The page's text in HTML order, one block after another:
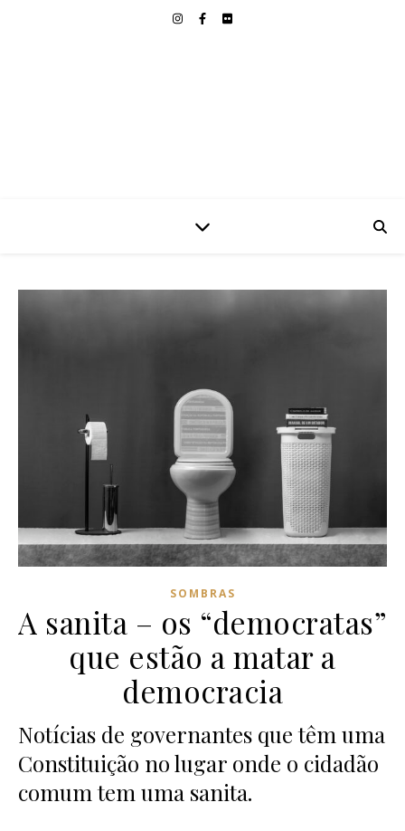
SOMBRAS
A sanita – os “democratas”
que estão a matar a
democracia
Notícias de governantes que têm uma
Constituição no lugar onde o cidadão
comum tem uma sanita.